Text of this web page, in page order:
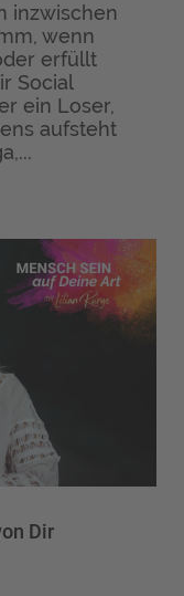
inzwischen
wenn
erfüllt
Social
ein Loser,
aufsteht
Dir